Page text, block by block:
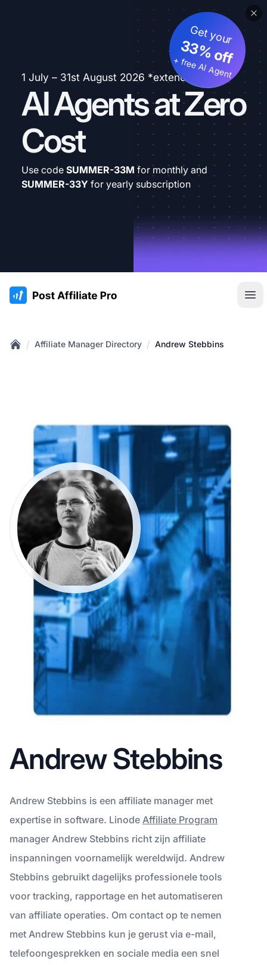
1 July – 31st August 2026 *extended
AI Agents at Zero
Cost
Get your
33% off
+ free AI Agent
Use code SUMMER-33M for monthly and
SUMMER-33Y for yearly subscription
:site.title
/ Affiliate Manager Directory / Andrew Stebbins
Andrew Stebbins
Andrew Stebbins is een affiliate manager met
expertise in software. Linode Affiliate Program
manager Andrew Stebbins richt zijn affiliate
inspanningen voornamelijk wereldwijd. Andrew
Stebbins gebruikt dagelijks professionele tools
voor tracking, rapportage en het automatiseren
van affiliate operaties. Om contact op te nemen
met Andrew Stebbins kun je gerust via e-mail,
telefoongesprekken en sociale media een snel